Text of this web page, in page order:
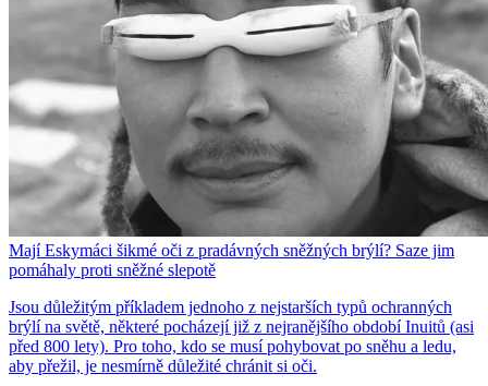
Mají Eskymáci šikmé oči z pradávných sněžných brýlí? Saze jim
pomáhaly proti sněžné slepotě
Jsou důležitým příkladem jednoho z nejstarších typů ochranných
brýlí na světě, některé pocházejí již z nejranějšího období Inuitů (asi
před 800 lety). Pro toho, kdo se musí pohybovat po sněhu a ledu,
aby přežil, je nesmírně důležité chránit si oči.